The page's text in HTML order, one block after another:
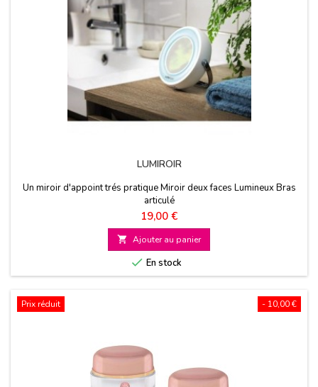
LUMIROIR
Un miroir d'appoint trés pratique Miroir deux faces Lumineux Bras
articulé
Prix
19,00 €
 Ajouter au panier
 En stock
- 10,00 €
Prix réduit